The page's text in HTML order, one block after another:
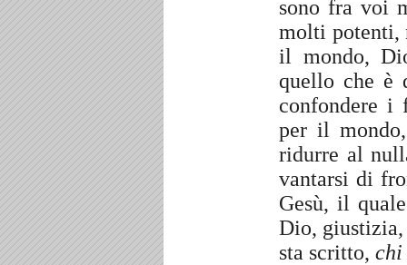
sono fra voi
molti
il mondo,
quello che è
confondere
per il
ridurre al
vantarsi di
Gesù, il
Dio,
sta scritto, chi